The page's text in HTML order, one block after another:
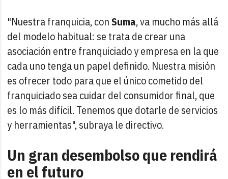
"Nuestra franquicia, conSuma, va mucho más allá
del modelo habitual: se trata de crear una
asociación entre franquiciado y empresa en la que
cada uno tenga un papel definido. Nuestra misión
es ofrecer todo para que el único cometido del
franquiciado sea cuidar del consumidor final, que
es lo más difícil. Tenemos que dotarle de servicios
y herramientas", subraya le directivo.
Un gran desembolso que rendirá
en el futuro